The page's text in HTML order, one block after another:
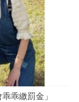
乖乖繳罰金」